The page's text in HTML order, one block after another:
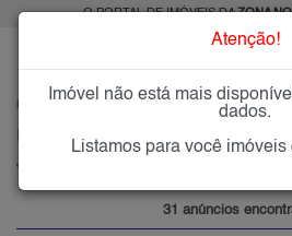
O PORTAL DE IMÓVEIS DAZONA
JARDIM
Imóveis à Venda no Jardim Modelo,
Jardim Modelo, Zona Norte
31 anúncios
Atenção!
Imóvel não está mais
dados.
Listamos para você